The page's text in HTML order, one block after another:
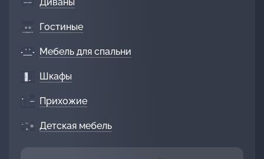
Гостиные
Мебель для спальни
Шкафы
Прихожие
Детская мебель